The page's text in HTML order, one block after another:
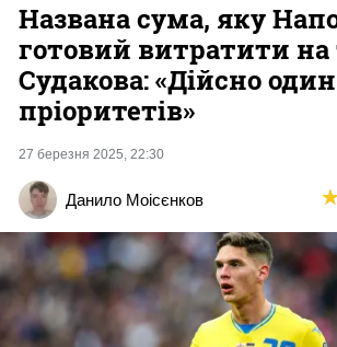
Єврокубки
УПЛ
Різне
Букмекери
Названа сума, яку
готовий витратити на
Судакова: «Дійсно
пріоритетів‎»
27 березня 2025, 22:30
Данило Моісєнков